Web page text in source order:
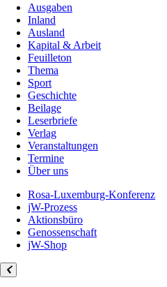
Ausgaben
Inland
Ausland
Kapital & Arbeit
Feuilleton
Thema
Sport
Geschichte
Beilage
Leserbriefe
Verlag
Veranstaltungen
Termine
Über uns
Rosa-Luxemburg-Konferenz
jW-Prozess
Aktionsbüro
Genossenschaft
jW-Shop